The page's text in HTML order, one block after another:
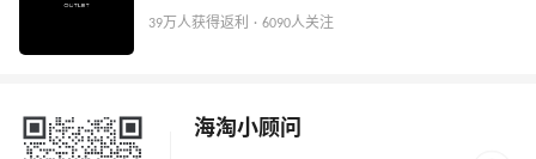
39万人获得返利 · 6090人关注
海淘小顾问